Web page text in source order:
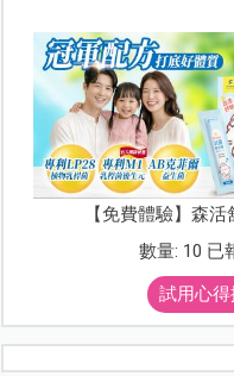
【免費體驗】森
數量: 10 已
試用心得